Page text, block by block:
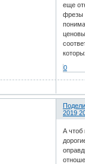
еще
фрезы
0
2019
А чтоб